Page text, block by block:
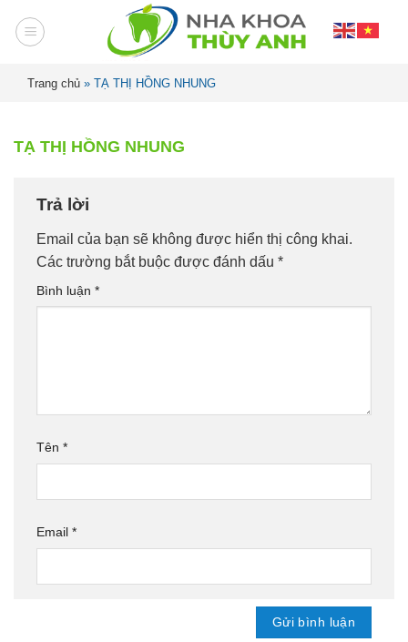
Trang chủ » TẠ THỊ HỒNG NHUNG
TẠ THỊ HỒNG NHUNG
Trả lời
Email của bạn sẽ không được hiển thị công khai.
Các trường bắt buộc được đánh dấu *
Bình luận *
Tên *
Email *